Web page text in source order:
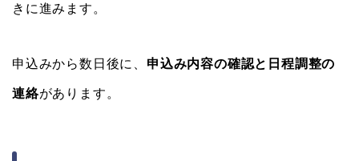
きに進みます。
申込みから数日後に、 申込み内容の確認と日程調整の
連絡があります。